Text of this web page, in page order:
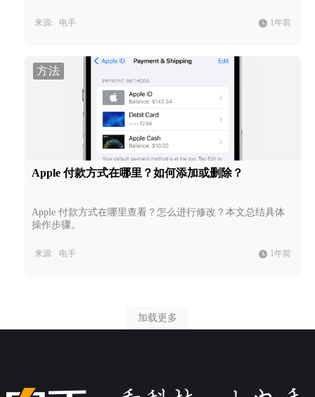
来源: 电手 1年前
方法
Apple 付款方式在哪里？如何添加或删除？
Apple 付款方式在哪里查看？怎么进行修改？本文总结具体
操作步骤。
来源: 电手 1年前
加载更多